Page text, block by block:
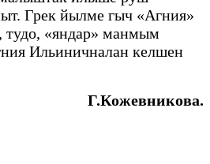
Грек йылме гыч «Агния»
«яндар» манмым
Ильиничналан келшен
Г.Кожевникова.